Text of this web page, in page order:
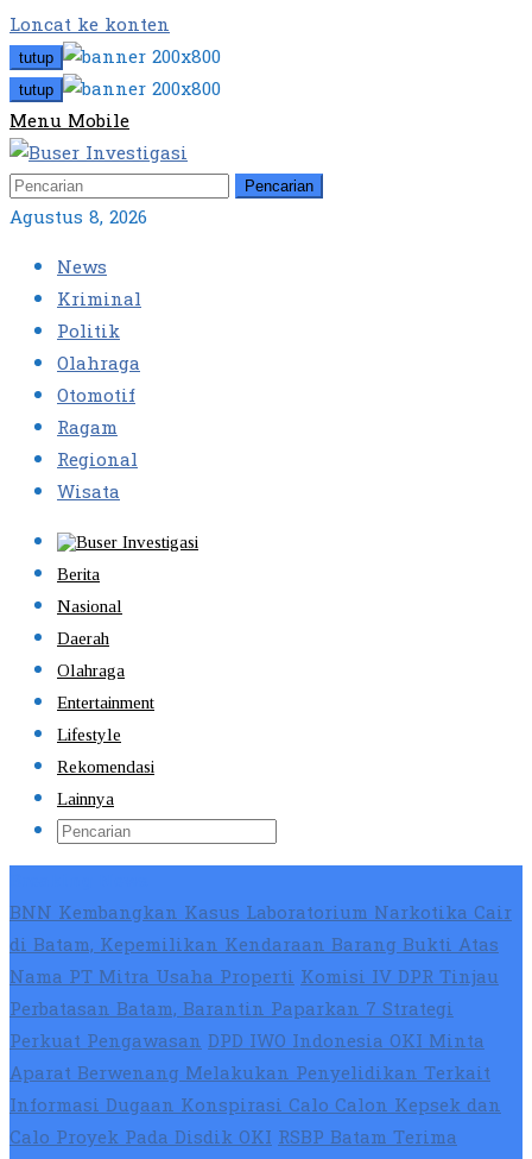
Loncat ke konten
tutup
tutup
Menu Mobile
Pencarian
Agustus 8, 2026
News
Kriminal
Politik
Olahraga
Otomotif
Ragam
Regional
Wisata
Berita
Nasional
Daerah
Olahraga
Entertainment
Lifestyle
Rekomendasi
Lainnya
BNN Kembangkan Kasus Laboratorium Narkotika Cair
di Batam, Kepemilikan Kendaraan Barang Bukti Atas
Nama PT Mitra Usaha PropertiKomisi IV DPR Tinjau
Perbatasan Batam, Barantin Paparkan 7 Strategi
Perkuat PengawasanDPD IWO Indonesia OKI Minta
Aparat Berwenang Melakukan Penyelidikan Terkait
Informasi Dugaan Konspirasi Calo Calon Kepsek dan
Calo Proyek Pada Disdik OKIRSBP Batam Terima